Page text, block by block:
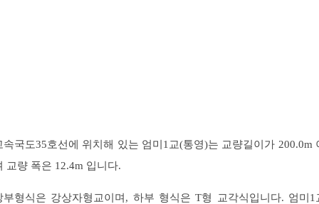
속국도35호선에 위치해 있는 엄미1교(통영)는 교량길이가 200.0m
교량 폭은 12.4m 입니다.
부형식은 강상자형교이며, 하부 형식은 T형 교각식입니다. 엄미1